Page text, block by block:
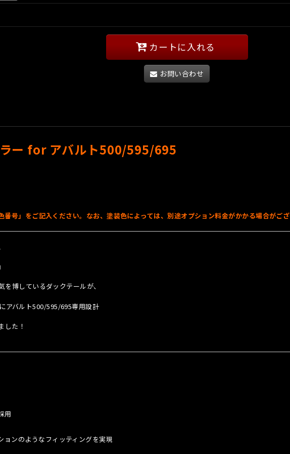
カートに入れる
お問い合わせ
ー for アバルト500/595/695
号」をご記入ください。なお、塗装色によっては、別途オプション料金がかかる場合がござ
博しているダックテールが、
アバルト500/595/695専用設計
した！
用
ョンのようなフィッティングを実現